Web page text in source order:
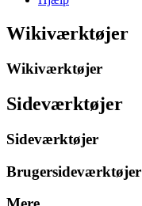
Wikiværktøjer
Wikiværktøjer
Sideværktøjer
Sideværktøjer
Brugersideværktøjer